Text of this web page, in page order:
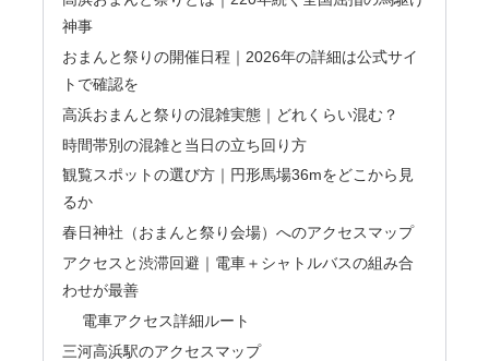
神事
おまんと祭りの開催日程｜2026年の詳細は公式サイ
トで確認を
高浜おまんと祭りの混雑実態｜どれくらい混む？
時間帯別の混雑と当日の立ち回り方
観覧スポットの選び方｜円形馬場36mをどこから見
るか
春日神社（おまんと祭り会場）へのアクセスマップ
アクセスと渋滞回避｜電車＋シャトルバスの組み合
わせが最善
電車アクセス詳細ルート
三河高浜駅のアクセスマップ